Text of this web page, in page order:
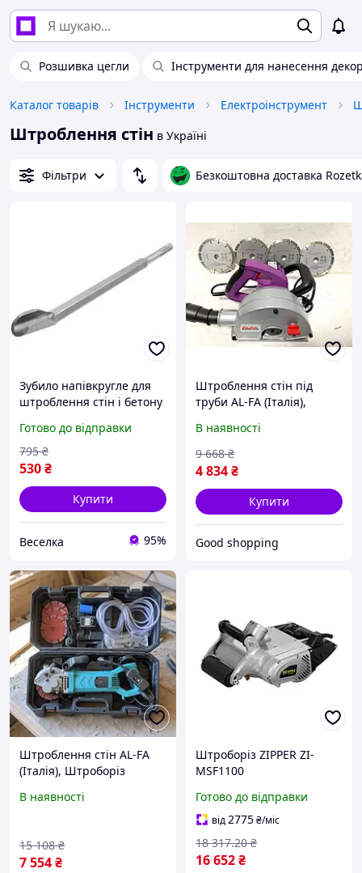
Розшивка цегли Інструменти для нанесення
Каталог товарів Інструменти Електроінструмент
Штроблення стін в Україні
Фільтри Безкоштовна доставка
Зубило напівкругле для
штроблення стін і бетону
створення канавок і
заглиблень FLAME
Готово до відправки
530₴
795 ₴
Купити
Веселка 95%
Штроблення стін під
труби AL-FA (Італія),
Штроборізи-борозноділи,
Штроборіз для
газобетону, XMU
В наявності
4 834₴
9 668 ₴
Купити
Good shopping
Штроблення стін AL-FA
(Італія), Штроборіз
Штроборіз ручний по
В наявності
7 554₴
15 108 ₴
Штроборіз ZIPPER ZI-
MSF1100
різьблення каналів бетон
цегла 1100 Вт 230 В 35 мм
глибина
Готово до відправки
від2775₴/міс
16 652₴
18 317.20 ₴